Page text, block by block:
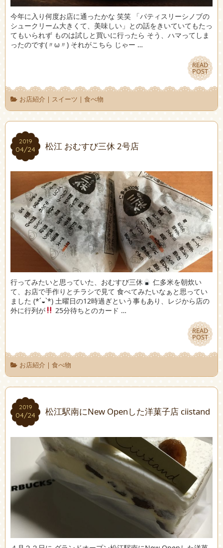
今年に入り何度お店に通ったかな 笑笑 「パティスリーシノブの
シュークリーム大きくて、美味しい」との話をきいていてもたっ
てもいられず ものは試しと買いに行ったら そう、ハマってしま
ったのです(〃ω〃) それがこちら じゃー …
READ
POST
READ
POST
お店紹介 | スイーツ | 食べ物
2019
04/24
2019
04/24 松江 おむすび三休 2号店
行ってみたいと思っていた、おむすび三休
仁多米を朝炊い
て、お店で手作りとチラシで見て 食べてみたいなぁと思ってい
ました (*´◒`*) 土曜日の12時過ぎという事もあり、レジから店の
外に行列が
25分待ちとのカード …
READ
POST
READ
POST
お店紹介 | 食べ物
2019
04/24
2019
04/24 松江駅南にNew Openした洋菓子店 ciistand